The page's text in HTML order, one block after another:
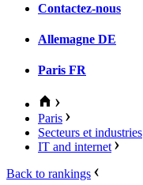
Contactez-nous
Allemagne DE
Paris FR
Paris
Secteurs et industries
IT and internet
Back to rankings